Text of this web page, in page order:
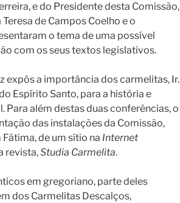
e do Presidente desta Comissão,
de Campos Coelho e o
o tema de uma possível
com os seus textos legislativos.
expôs a importância dos carmelitas, Ir.
Espírito Santo, para a história e
Para além destas duas conferências, o
das instalações da Comissão,
de um sítio na Internet
revista,Studia Carmelita.
em gregoriano, parte deles
dos Carmelitas Descalços,